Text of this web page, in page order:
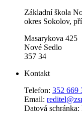
Základní škola
okres Sokolov,
Masarykova 425
Nové Sedlo
357 34
Kontakt
Telefon: 352 669
Email:
Datová schránka: